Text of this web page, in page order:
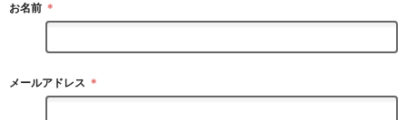
お名前 ＊
メールアドレス ＊